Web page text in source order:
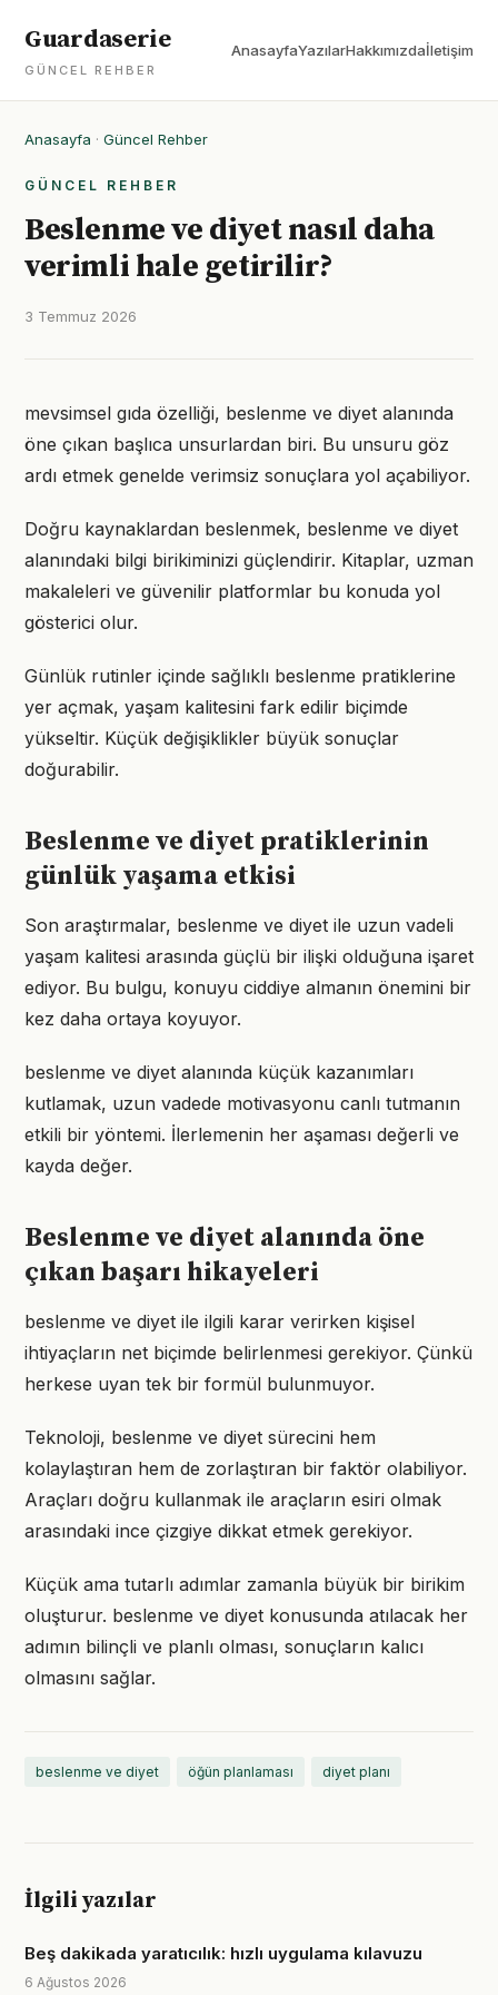
Guardaserie
GÜNCEL REHBER
AnasayfaYazılarHakkımızdaİletişim
Anasayfa · Güncel Rehber
GÜNCEL REHBER
Beslenme ve diyet nasıl daha
verimli hale getirilir?
3 Temmuz 2026
mevsimsel gıda özelliği, beslenme ve diyet alanında
öne çıkan başlıca unsurlardan biri. Bu unsuru göz
ardı etmek genelde verimsiz sonuçlara yol açabiliyor.
Doğru kaynaklardan beslenmek, beslenme ve diyet
alanındaki bilgi birikiminizi güçlendirir. Kitaplar, uzman
makaleleri ve güvenilir platformlar bu konuda yol
gösterici olur.
Günlük rutinler içinde sağlıklı beslenme pratiklerine
yer açmak, yaşam kalitesini fark edilir biçimde
yükseltir. Küçük değişiklikler büyük sonuçlar
doğurabilir.
Beslenme ve diyet pratiklerinin
günlük yaşama etkisi
Son araştırmalar, beslenme ve diyet ile uzun vadeli
yaşam kalitesi arasında güçlü bir ilişki olduğuna işaret
ediyor. Bu bulgu, konuyu ciddiye almanın önemini bir
kez daha ortaya koyuyor.
beslenme ve diyet alanında küçük kazanımları
kutlamak, uzun vadede motivasyonu canlı tutmanın
etkili bir yöntemi. İlerlemenin her aşaması değerli ve
kayda değer.
Beslenme ve diyet alanında öne
çıkan başarı hikayeleri
beslenme ve diyet ile ilgili karar verirken kişisel
ihtiyaçların net biçimde belirlenmesi gerekiyor. Çünkü
herkese uyan tek bir formül bulunmuyor.
Teknoloji, beslenme ve diyet sürecini hem
kolaylaştıran hem de zorlaştıran bir faktör olabiliyor.
Araçları doğru kullanmak ile araçların esiri olmak
arasındaki ince çizgiye dikkat etmek gerekiyor.
Küçük ama tutarlı adımlar zamanla büyük bir birikim
oluşturur. beslenme ve diyet konusunda atılacak her
adımın bilinçli ve planlı olması, sonuçların kalıcı
olmasını sağlar.
beslenme ve diyet öğün planlaması diyet planı
İlgili yazılar
Beş dakikada yaratıcılık: hızlı uygulama kılavuzu
6 Ağustos 2026